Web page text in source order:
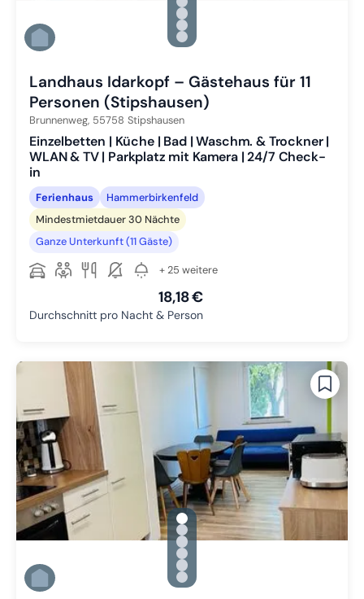
Zu Slide 2 wechseln
Zu Slide 3 wechseln
Zu Slide 4 wechseln
Zu Slide 5 wechseln
Zu Slide 6 wechseln
Landhaus Idarkopf – Gästehaus für 11
Personen (Stipshausen)
Brunnenweg, 55758 Stipshausen
Einzelbetten | Küche | Bad | Waschm. & Trockner |
WLAN & TV | Parkplatz mit Kamera | 24/7 Check-
in
Ferienhaus
Hammerbirkenfeld
Mindestmietdauer 30 Nächte
Ganze Unterkunft (11 Gäste)
+ 25 weitere
18,18 €
Durchschnitt pro Nacht & Person
gallery.slide_selector
Zu Slide 1 wechseln
Zu Slide 2 wechseln
Zu Slide 3 wechseln
Zu Slide 4 wechseln
Zu Slide 5 wechseln
Zu Slide 6 wechseln